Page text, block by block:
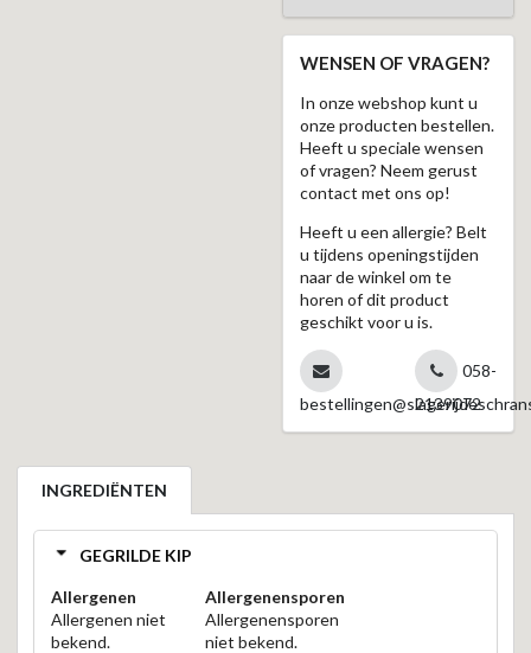
WENSEN OF VRAGEN?
In onze webshop kunt u
onze producten bestellen.
Heeft u speciale wensen
of vragen? Neem gerust
contact met ons op!
Heeft u een allergie? Belt
u tijdens openingstijden
naar de winkel om te
horen of dit product
geschikt voor u is.
058-
2139072
INGREDIËNTEN
GEGRILDE KIP
Allergenen
Allergenen niet
bekend.
Allergenensporen
Allergenensporen
niet bekend.